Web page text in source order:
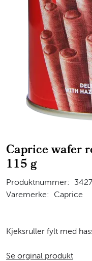
Caprice wafer
115 g
Produktnummer:
Varemerke:
Caprice
Kjeksruller fylt med
Se orginal produkt